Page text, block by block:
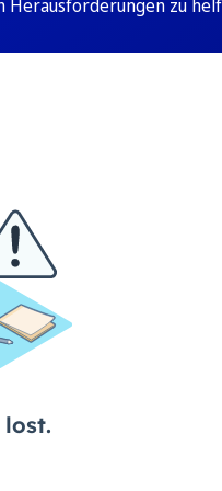
Herausforderungen zu